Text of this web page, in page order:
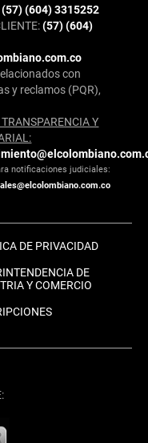
(57) (604) 3315252
(57) (604)
con
y reclamos (PQR),
Y
notificaciones judiciales:
DE PRIVACIDAD
DE
Y COMERCIO